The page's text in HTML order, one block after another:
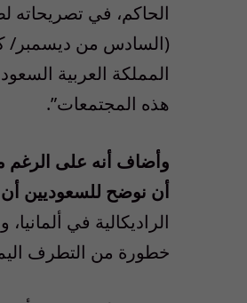
الحاكم، في تصريحاته
المملكة العربية
هذه المجتمعات”.
وأضاف أنه على الرغم
أن نوضح للسعوديين
الراديكالية في
خطورة من التطرف